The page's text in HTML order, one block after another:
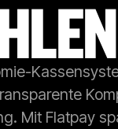
Mit Flatpay